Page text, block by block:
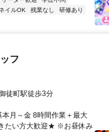
イルOK 残業なし
研修あり
フ
徒町駅徒歩3分
月～金 8時間作業＋最大
たい方大歓迎★ ※お昼休み